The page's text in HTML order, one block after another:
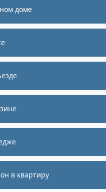
доме
в квартиру